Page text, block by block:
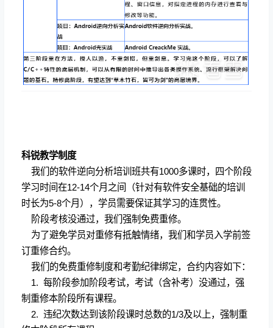
科锐教学制度
我们的软件逆向分析培训班共有1000多课时，四个阶段
学习时间在12-14个月之间（针对有软件安全基础的培训
时长为5-8个月），学员需要保证其学习的连贯性。
阶段考核没通过，我们强制免费重修。
为了避免学员对重修有抵触情绪，我们和学员入学前签
订重修合约。
我们的免费重修制度和考勤纪律绑定，合约内容如下：
1. 每阶段参加阶段考试，考试（含补考）没通过，强
制重修本阶段所有课程。
2. 违纪次数达到该阶段课时总数的1/3及以上，强制重